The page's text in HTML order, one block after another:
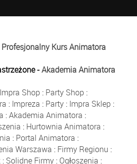
Profesjonalny Kurs Animatora
-Akademia Animatora
Impra Shop : Party Shop :
: Impreza : Party : Impra Sklep :
:Akademia Animatora :
: Hurtownia Animatora :
: Portal Animatora :
Warszawa : Firmy Regionu :
: Solidne Firmy: Ogłoszenia :